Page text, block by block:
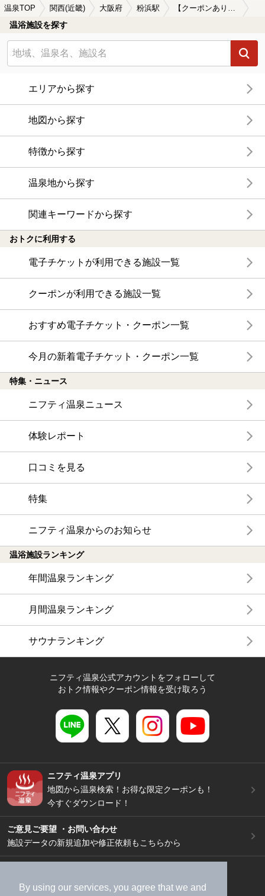
By using our services, you agree that we and
温泉TOP 関西(近畿) 大阪府 粉浜駅 【クーポンあり】単純温泉が楽しめる粉浜駅近くの温泉、日帰り温泉、スーパー銭湯おすすめ
温浴施設を探す
エリアから探す
地図から探す
特徴から探す
温泉地から探す
関連キーワードから探す
おトクに利用する
電子チケットが利用できる施設一覧
クーポンが利用できる施設一覧
おすすめ電子チケット・クーポン一覧
今月の新着電子チケット・クーポン一覧
特集・ニュース
ニフティ温泉ニュース
体験レポート
口コミを見る
特集
ニフティ温泉からのお知らせ
温浴施設ランキング
年間温泉ランキング
月間温泉ランキング
サウナランキング
ニフティ温泉公式アカウントをフォローして
おトク情報やクーポン情報を受け取ろう
ニフティ温泉アプリ
地図から温泉検索！お得な限定クーポンも！
今すぐダウンロード！
ご意見ご要望 ・お問い合わせ
施設データの新規追加や修正依頼もこちらから
加盟店募集（資料請求）
広告出稿のご案内